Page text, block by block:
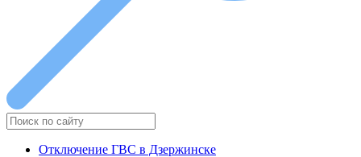
Отключение ГВС в Дзержинске